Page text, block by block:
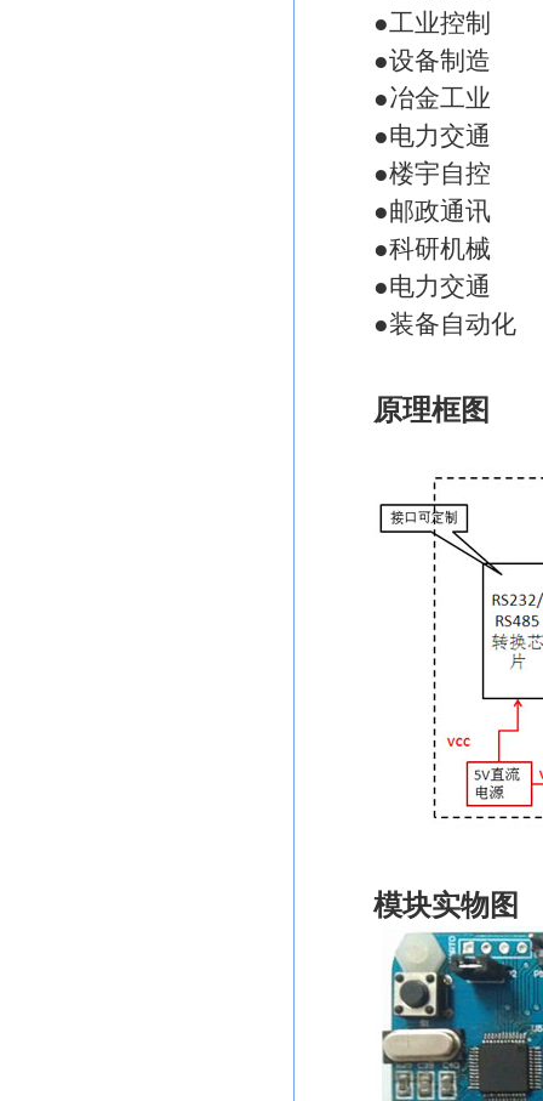
●工业控制
●设备制造
●冶金工业
●电力交通
●楼宇自控
●邮政通讯
●科研机械
●电力交通
●装备自动化
原理框图
模块实物图